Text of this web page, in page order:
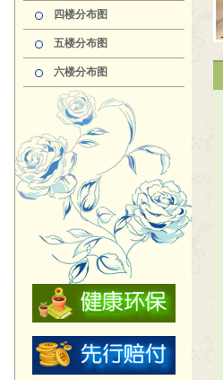
四楼分布图
五楼分布图
六楼分布图